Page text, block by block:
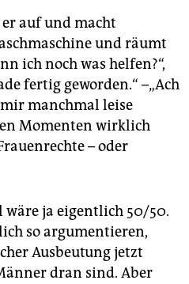
auf und macht
und räumt
ich noch was helfen?“,
fertig geworden.“ –„Ach
manchmal leise
Momenten wirklich
– oder
ja eigentlich 50/50.
so argumentieren,
Ausbeutung jetzt
dran sind. Aber